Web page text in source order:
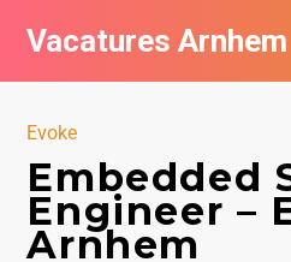
Vacatures Arnhem
Evoke
Embedded
Engineer –
Arnhem
Vacatures per bedrijf in